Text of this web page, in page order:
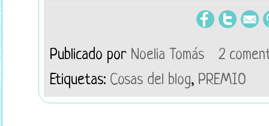
Publicado por Noelia Tomás
2
Etiquetas: Cosas del blog, PREMIO